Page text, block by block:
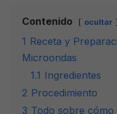
Contenido ocultar
1 Receta y
Microondas
1.1 Ingredientes
2 Procedimiento
3 Todo sobre